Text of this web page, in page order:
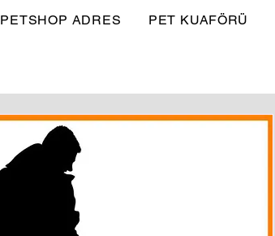
PETSHOP ADRES PET KUAFÖRÜ